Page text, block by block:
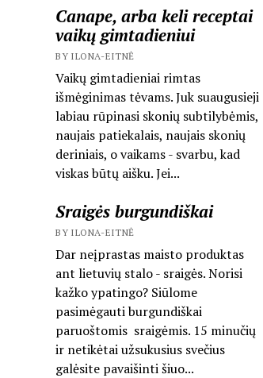
Canape, arba keli receptai
vaikų gimtadieniui
BY ILONA-EITNĖ
Vaikų gimtadieniai rimtas
išmėginimas tėvams. Juk suaugusieji
labiau rūpinasi skonių subtilybėmis,
naujais patiekalais, naujais skonių
deriniais, o vaikams - svarbu, kad
viskas būtų aišku. Jei...
Sraigės burgundiškai
BY ILONA-EITNĖ
Dar neįprastas maisto produktas
ant lietuvių stalo - sraigės. Norisi
kažko ypatingo? Siūlome
pasimėgauti burgundiškai
paruoštomis sraigėmis. 15 minučių
ir netikėtai užsukusius svečius
galėsite pavaišinti šiuo...